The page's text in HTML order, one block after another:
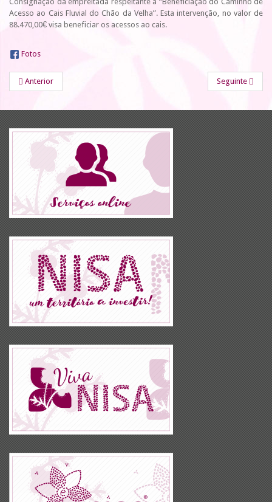
Acesso ao Cais Fluvial do Chão da Velha”. Esta intervenção, no valor de
88.470,00€ visa beneficiar os acessos ao cais.
Fotos
Anterior Seguinte